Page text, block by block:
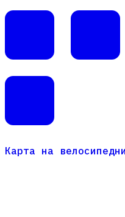
Карта на
Карта на